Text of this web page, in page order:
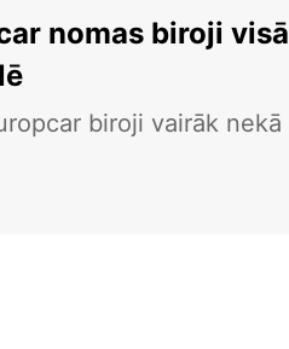
nomas biroji visā
biroji vairāk nekā